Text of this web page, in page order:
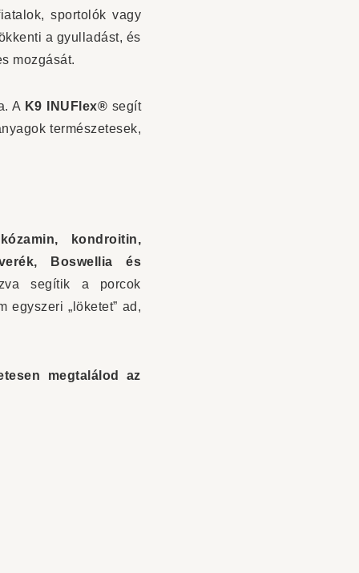
sportolók vagy
a gyulladást, és
mozgását.
A K9 INUFlex® segít
természetesek,
kondroitin,
Boswellia és
segítik a porcok
egyszeri „löketet” ad,
megtalálod az